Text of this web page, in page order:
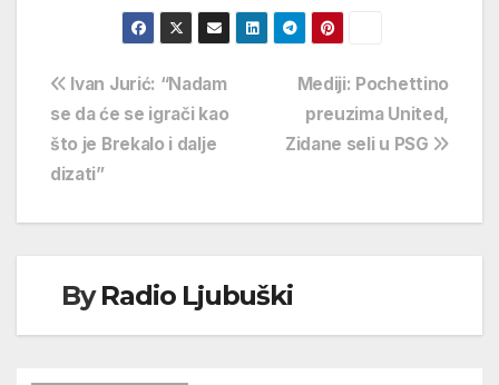
Navigacija
objava
Mediji: Pochettino
preuzima United,
Zidane seli u PSG
Ivan Jurić: “Nadam
se da će se igrači kao
što je Brekalo i dalje
dizati”
ByRadio Ljubuški